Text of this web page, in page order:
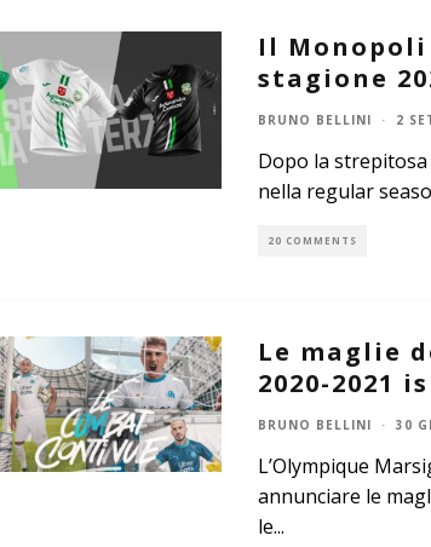
Il
stagione
BRUNO BELLINI · 2
Dopo la
nella regular
20 COMMENTS
Le maglie
2020-2021
BRUNO BELLINI · 30
L’Olympique
annunciare le
le...